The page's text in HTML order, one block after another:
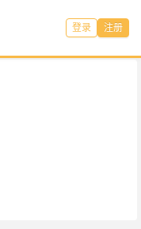
登录 注册